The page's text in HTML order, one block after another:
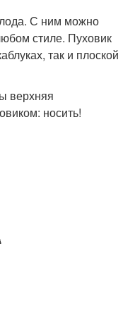
С ним можно
стиле. Пуховик
так и плоской